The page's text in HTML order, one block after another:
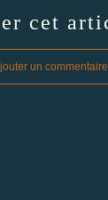
cet
un commentaire